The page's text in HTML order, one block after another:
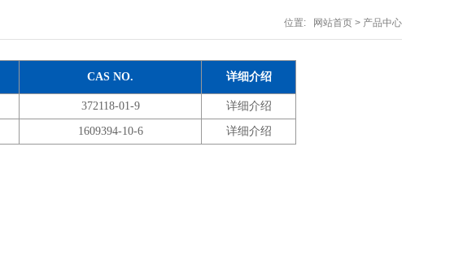
位置: 网站首页 > 产品中心
CAS NO. 详细介绍
372118-01-9 详细介绍
1609394-10-6 详细介绍